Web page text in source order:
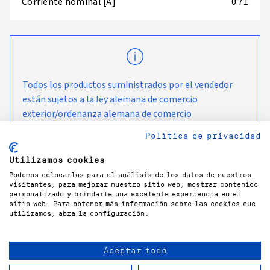
Todos los productos suministrados por el vendedor
están sujetos a la ley alemana de comercio
exterior/ordenanza alemana de comercio
doble uso, en su versión modificada, y están destinados
a ser utilizados y permanecer en el país de entrega
acordado con el cliente.
COPYRIGHT©2026 GÜNTNER GMBH & CO. KG
Política de privacidad
Utilizamos cookies
Podemos colocarlos para el análisis de los datos de nuestros
visitantes, para mejorar nuestro sitio web, mostrar contenido
personalizado y brindarle una excelente experiencia en el
sitio web. Para obtener más información sobre las cookies que
utilizamos, abra la configuración.
Aceptar todo